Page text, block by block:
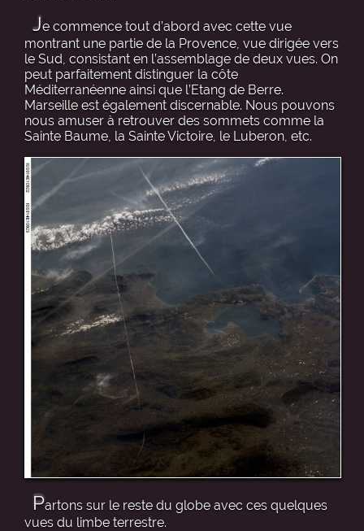
Je commence tout d’abord avec cette vue
montrant une partie de la Provence, vue dirigée vers
le Sud, consistant en l’assemblage de deux vues. On
peut parfaitement distinguer la côte
Méditerranéenne ainsi que l’Etang de Berre.
Marseille est également discernable. Nous pouvons
nous amuser à retrouver des sommets comme la
Sainte Baume, la Sainte Victoire, le Luberon, etc.
Partons sur le reste du globe avec ces quelques
vues du limbe terrestre.